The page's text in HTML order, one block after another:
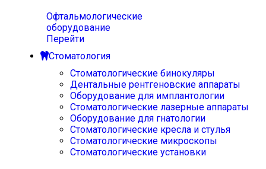
Офтальмологические
оборудование
Перейти
Стоматология
Стоматологические бинокуляры
Дентальные рентгеновские аппараты
Оборудование для имплантологии
Стоматологические лазерные аппараты
Оборудование для гнатологии
Стоматологические кресла и стулья
Стоматологические микроскопы
Стоматологические установки